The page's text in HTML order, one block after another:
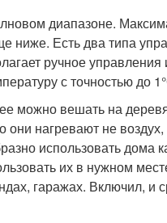
диапазоне.
ниже. Есть два типа
ручное
с точностью до
можно вешать на
нагревают не
использовать дома
их в нужном
гаражах. Включил, и